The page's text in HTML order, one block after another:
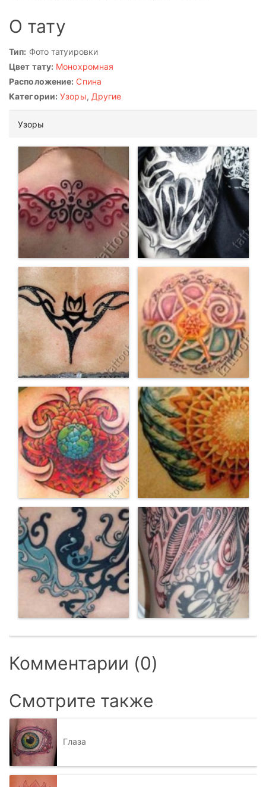
О тату
Тип: Фото татуировки
Цвет тату: Монохромная
Расположение: Спина
Категории: Узоры, Другие
Узоры
Комментарии (0)
Смотрите также
Глаза